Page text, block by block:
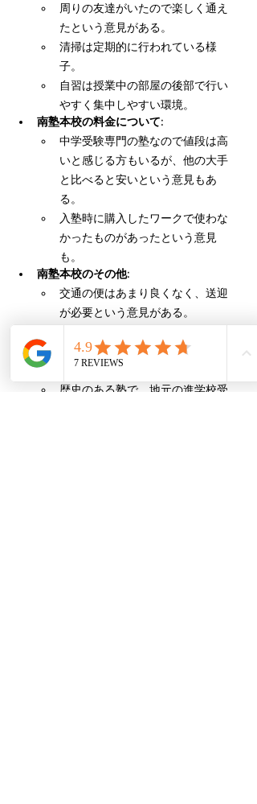
周りの友達がいたので楽しく通え
たという意見がある。
清掃は定期的に行われている様
子。
自習は授業中の部屋の後部で行い
やすく集中しやすい環境。
南塾本校の料金について:
中学受験専門の塾なので値段は高
いと感じる方もいるが、他の大手
と比べると安いという意見もあ
る。
入塾時に購入したワークで使わな
かったものがあったという意見
も。
南塾本校のその他:
交通の便はあまり良くなく、送迎
が必要という意見がある。
れるのを子供が楽しみにしてい
る。
歴史のある塾で、地元の進学校受